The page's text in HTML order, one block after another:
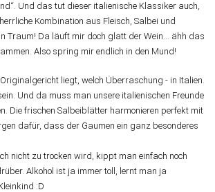
Und das tut dieser italienische Klassiker auch,
Kombination aus Fleisch, Salbei und
Traum! Da läuft mir doch glatt der Wein... ähh das
Also spring mir endlich in den Mund!
liegt, welch Überraschung - in Italien.
Und da muss man unsere italienischen Freunde
Die frischen Salbeiblätter harmonieren perfekt mit
dafür, dass der Gaumen ein ganz besonderes
nicht zu trocken wird, kippt man einfach noch
Alkohol ist ja immer toll, lernt man ja
:D